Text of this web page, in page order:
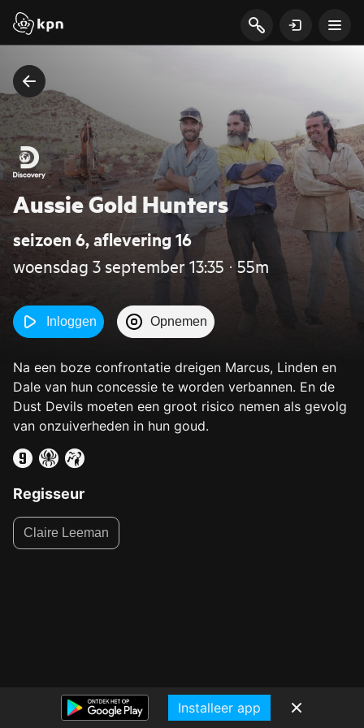
Aussie Gold Hunters
seizoen 6, aflevering 16
woensdag 3 september 13:35 ‧ 55m
Inloggen Opnemen
Na een boze confrontatie dreigen Marcus, Linden en
Dale van hun concessie te worden verbannen. En de
Dust Devils moeten een groot risico nemen als gevolg
van onzuiverheden in hun goud.
Regisseur
Claire Leeman
Installeer app